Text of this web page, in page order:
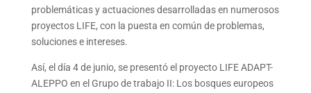
problemáticas y actuaciones desarrolladas en numerosos
proyectos LIFE, con la puesta en común de problemas,
soluciones e intereses.
Así, el día 4 de junio, se presentó el proyecto LIFE ADAPT-
ALEPPO en el Grupo de trabajo II: Los bosques europeos